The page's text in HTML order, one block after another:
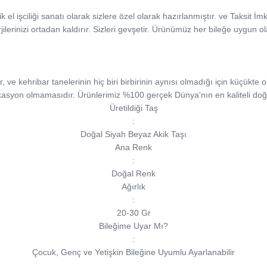
işciliği sanatı olarak sizlere özel olarak hazırlanmıştır. ve Taksit
ortadan kaldırır. Sizleri gevşetir. Ürünümüz her bileğe uygun
kehribar tanelerinin hiç biri birbirinin aynısı olmadığı için küçükte
olmamasıdır. Ürünlerimiz %100 gerçek Dünya'nın en kaliteli
Üretildiği Taş
:
Doğal Siyah Beyaz Akik Taşı
Ana Renk
:
Doğal Renk
Ağırlık
:
20-30 Gr
Bileğime Uyar Mı?
:
Çocuk, Genç ve Yetişkin Bileğine Uyumlu Ayarlanabilir